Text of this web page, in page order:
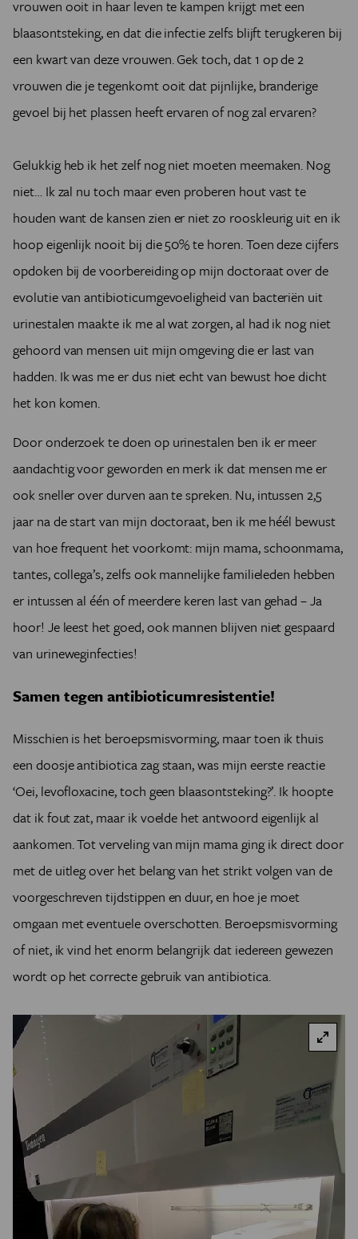
vrouwen ooit in haar leven te kampen krijgt met een
blaasontsteking, en dat die infectie zelfs blijft terugkeren bij
een kwart van deze vrouwen. Gek toch, dat 1 op de 2
vrouwen die je tegenkomt ooit dat pijnlijke, branderige
gevoel bij het plassen heeft ervaren of nog zal ervaren?
Gelukkig heb ik het zelf nog niet moeten meemaken. Nog
niet… Ik zal nu toch maar even proberen hout vast te
houden want de kansen zien er niet zo rooskleurig uit en ik
hoop eigenlijk nooit bij die 50% te horen. Toen deze cijfers
opdoken bij de voorbereiding op mijn doctoraat over de
evolutie van antibioticumgevoeligheid van bacteriën uit
urinestalen maakte ik me al wat zorgen, al had ik nog niet
gehoord van mensen uit mijn omgeving die er last van
hadden. Ik was me er dus niet echt van bewust hoe dicht
het kon komen.
Door onderzoek te doen op urinestalen ben ik er meer
aandachtig voor geworden en merk ik dat mensen me er
ook sneller over durven aan te spreken. Nu, intussen 2,5
jaar na de start van mijn doctoraat, ben ik me héél bewust
van hoe frequent het voorkomt: mijn mama, schoonmama,
tantes, collega’s, zelfs ook mannelijke familieleden hebben
er intussen al één of meerdere keren last van gehad – Ja
hoor! Je leest het goed, ook mannen blijven niet gespaard
van urineweginfecties!
Samen tegen antibioticumresistentie!
Misschien is het beroepsmisvorming, maar toen ik thuis
een doosje antibiotica zag staan, was mijn eerste reactie
‘Oei, levofloxacine, toch geen blaasontsteking?’. Ik hoopte
dat ik fout zat, maar ik voelde het antwoord eigenlijk al
aankomen. Tot verveling van mijn mama ging ik direct door
met de uitleg over het belang van het strikt volgen van de
voorgeschreven tijdstippen en duur, en hoe je moet
omgaan met eventuele overschotten. Beroepsmisvorming
of niet, ik vind het enorm belangrijk dat iedereen gewezen
wordt op het correcte gebruik van antibiotica.